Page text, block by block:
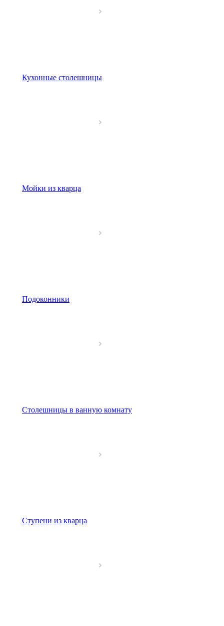
Кухонные столешницы
Мойки из кварца
Подоконники
Столешницы в ванную комнату
Ступени из кварца